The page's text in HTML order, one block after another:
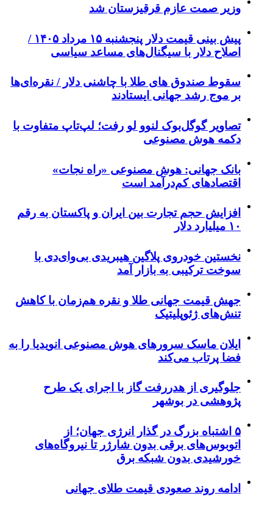
وزیر صمت عازم قرقیزستان شد
پیش ‌بینی قیمت دلار پنجشنبه ۱۵ مرداد ۱۴۰۵ /
اصلاح دلار با سیگنال‌های مساعد سیاسی
سقوط صندوق های طلا با چاشنی دلار / نقره‌ای‌ها
بر موج رشد جهانی ایستادند
تصاویر گوگل‌بوک لنوو لو رفت؛ لپ‌تاپ متفاوت با
دکمه هوش مصنوعی
بانک جهانی: هوش مصنوعی «راه نجات»
اقتصادهای کم‌درآمد است
افزایش حجم تجارت بین ایران و پاکستان به رقم
۱۰ میلیارد دلار
نخستین خودروی پلاگین هیبریدی بی‌وای‌دی با
سوخت ترکیبی به بازار آمد
جهش قیمت جهانی طلا و نقره هم‌زمان با کاهش
تنش‌های ژئوپلیتیک
ایلان ماسک سرورهای هوش مصنوعی انویدیا را به
فضا پرتاب می‌کند
جلوگیری از هدررفت گاز با اجرای یک طرح
پژوهشی در بوشهر
۵ اشتباه بزرگ در گذار انرژی جهان؛ از
اتوبوس‌های برقی بدون شارژر تا نیروگاه‌های
خورشیدی بدون شبکه برق
ادامه روند صعودی قیمت طلای جهانی